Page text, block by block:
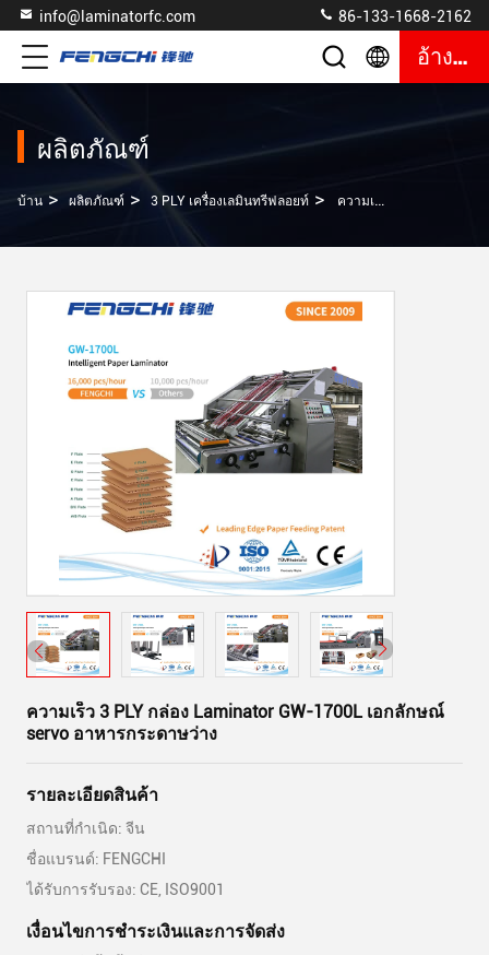
info@laminatorfc.com 86-133-1668-2162
อ้างอิง
ผลิตภัณฑ์
บ้าน > ผลิตภัณฑ์ > 3 PLY เครื่องเลมินทรีฟลอยท์ > ความเร็ว 3 PLY กล่อง Laminator GW-1700L เอกลักษณ์ Servo อาหารกระดาษว่าง
ความเร็ว 3 PLY กล่อง Laminator GW-1700L เอกลักษณ์
servo อาหารกระดาษว่าง
รายละเอียดสินค้า
สถานที่กำเนิด: จีน
ชื่อแบรนด์: FENGCHI
ได้รับการรับรอง: CE, ISO9001
เงื่อนไขการชําระเงินและการจัดส่ง